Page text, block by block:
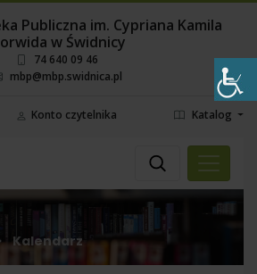
Publiczna im. Cypriana Kamila
w Świdnicy
74 640 09 46
mbp@mbp.swidnica.pl
Konto czytelnika Katalog
Kalendarz